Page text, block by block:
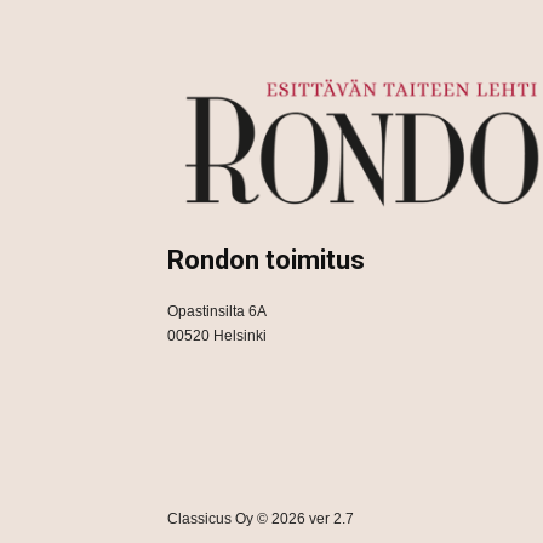
Rondon toimitus
Opastinsilta 6A
00520 Helsinki
Classicus Oy © 2026 ver 2.7